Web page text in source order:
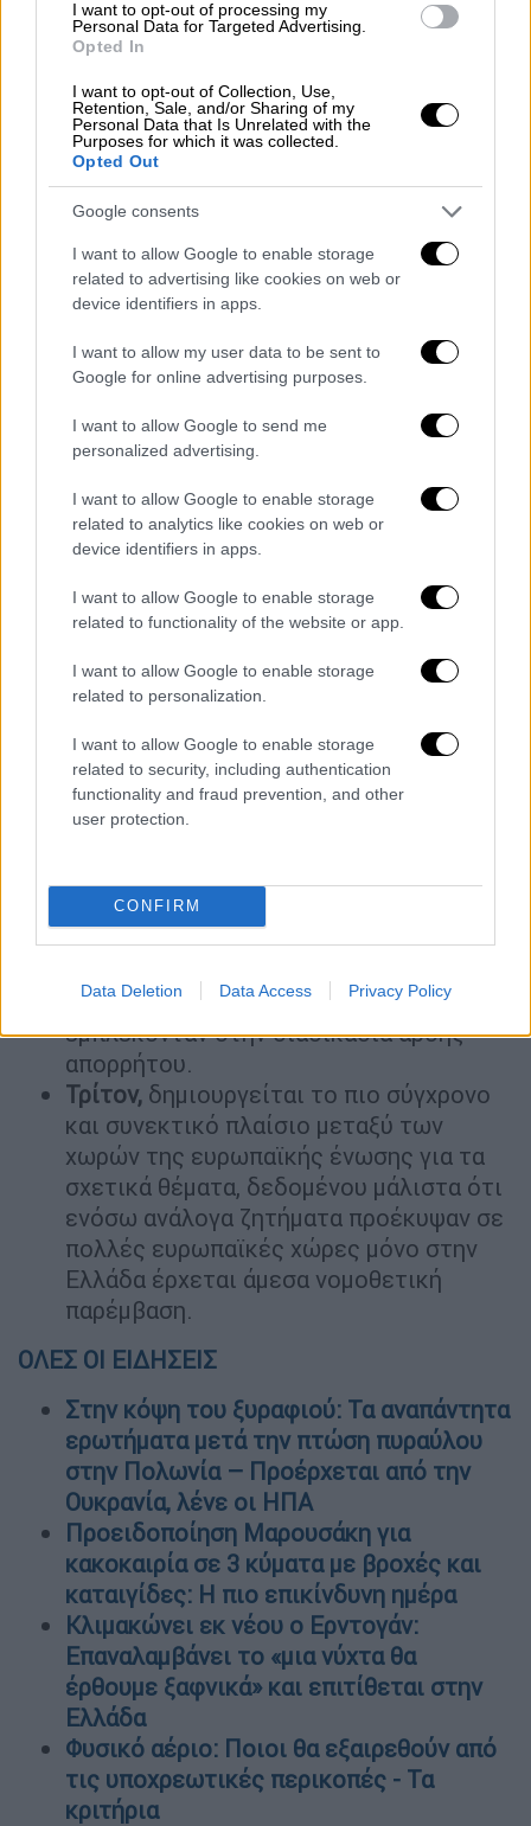
I want to opt-out of processing my
Personal Data for Targeted Advertising.
Opted In
I want to opt-out of Collection, Use,
Retention, Sale, and/or Sharing of my
Personal Data that Is Unrelated with the
Purposes for which it was collected.
Opted Out
Google consents
I want to allow Google to enable storage
related to advertising like cookies on web or
device identifiers in apps.
I want to allow my user data to be sent to
Google for online advertising purposes.
I want to allow Google to send me
personalized advertising.
I want to allow Google to enable storage
related to analytics like cookies on web or
device identifiers in apps.
I want to allow Google to enable storage
related to functionality of the website or app.
I want to allow Google to enable storage
related to personalization.
I want to allow Google to enable storage
related to security, including authentication
functionality and fraud prevention, and other
user protection.
CONFIRM
Data Deletion Data Access Privacy Policy
αυτόν.
Οποιοσδήποτε μπορεί να λαμβάνει
απορρήτου του τηλεφώνου του για
λόγους εθνικής ασφάλειας μετά από
παρέλευση τριών ετών από την λήξη της
άρσης.
Τυποποιείται η διαδικασία για την
καταστροφή αρχείων που αφορούν άρση
απορρήτου. Για μεν το περιεχόμενο που
προέκυψε από την άρση απορρήτου
προβλέπεται καταστροφή μετά
παρέλευση εξαμήνου, για δε τον φάκελο
της υπηρεσίας με τα στοιχεία που
τεκμηρίωσαν το αίτημα της άρσης
μετά από 10 χρόνια. Σήμερα ο νόμος δεν
προβλέπει χρονικό ή άλλο
προσδιορισμό για την καταστροφή των
αρχείων.
Με το νόμο επιτυγχάνονται τρεις στόχοι,
σύμφωνα με το ενημερωτικό της
κυβέρνησης:
Πρώτον,με γρήγορα αντανακλαστικά
δυσλειτουργίες που διαπιστώθηκαν.
Δεύτερον, καθιερώνονται διαδικασίες
και πλαίσιο λειτουργίας που
οποίαν είχαν τα όργανα που
εμπλέκονταν στην διαδικασία άρσης
απορρήτου.
Τρίτον, δημιουργείται το πιο σύγχρονο
και συνεκτικό πλαίσιο μεταξύ των
χωρών της ευρωπαϊκής ένωσης για τα
σχετικά θέματα, δεδομένου μάλιστα ότι
ενόσω ανάλογα ζητήματα προέκυψαν σε
πολλές ευρωπαϊκές χώρες μόνο στην
Ελλάδα έρχεται άμεσα νομοθετική
παρέμβαση.
ΟΛΕΣ ΟΙ ΕΙΔΗΣΕΙΣ
Στην κόψη του ξυραφιού: Τα αναπάντητα
ερωτήματα μετά την πτώση πυραύλου
στην Πολωνία – Προέρχεται από την
Ουκρανία, λένε οι ΗΠΑ
Προειδοποίηση Μαρουσάκη για
κακοκαιρία σε 3 κύματα με βροχές και
καταιγίδες: Η πιο επικίνδυνη ημέρα
Κλιμακώνει εκ νέου ο Ερντογάν:
Επαναλαμβάνει το «μια νύχτα θα
έρθουμε ξαφνικά» και επιτίθεται στην
Ελλάδα
Φυσικό αέριο: Ποιοι θα εξαιρεθούν από
τις υποχρεωτικές περικοπές - Τα
κριτήρια